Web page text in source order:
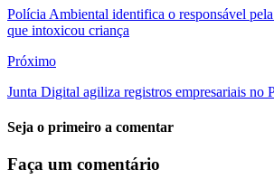
Polícia Ambiental identifica o responsável
que intoxicou criança
Próximo
Junta Digital agiliza registros empresariais no
Seja o primeiro a comentar
Faça um comentário